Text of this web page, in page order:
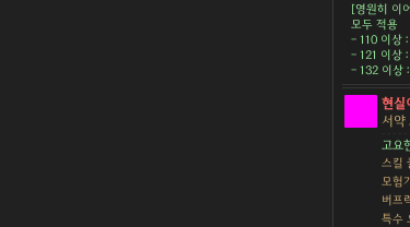
[영원히 이
모두 적용
- 110 이상
- 121 이상
- 132 이상
현실
서약
고요
스킬
모험
버프
특수